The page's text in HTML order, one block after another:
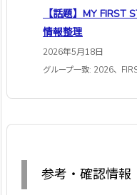
【話題】MY FIRST
情報整理
2026年5月18日
グループ一致: 2026、
参考・確認情報